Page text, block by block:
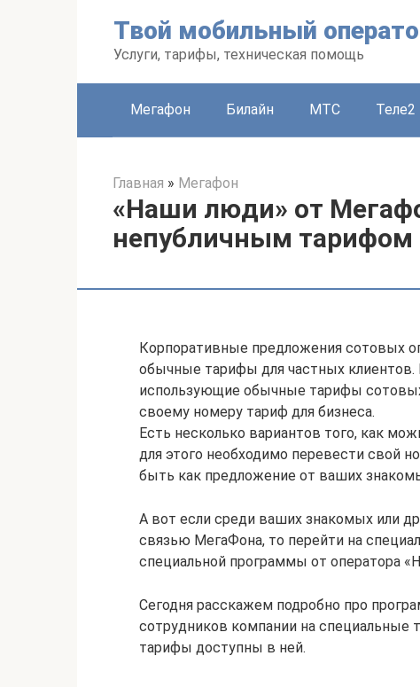
Твой мобильный
Услуги, тарифы, техническая помощь
Мегафон Билайн МТС Теле2
Главная » Мегафон
«Наши люди» от
непубличным тарифом
Корпоративные предложения сотовых
обычные тарифы для частных
использующие обычные тарифы
своему номеру тариф для бизнеса.
Есть несколько вариантов того, как
для этого необходимо перевести свой
быть как предложение от ваших
А вот если среди ваших знакомых или
связью МегаФона, то перейти на
специальной программы от оператора
Сегодня расскажем подробно про
сотрудников компании на специальные
тарифы доступны в ней.